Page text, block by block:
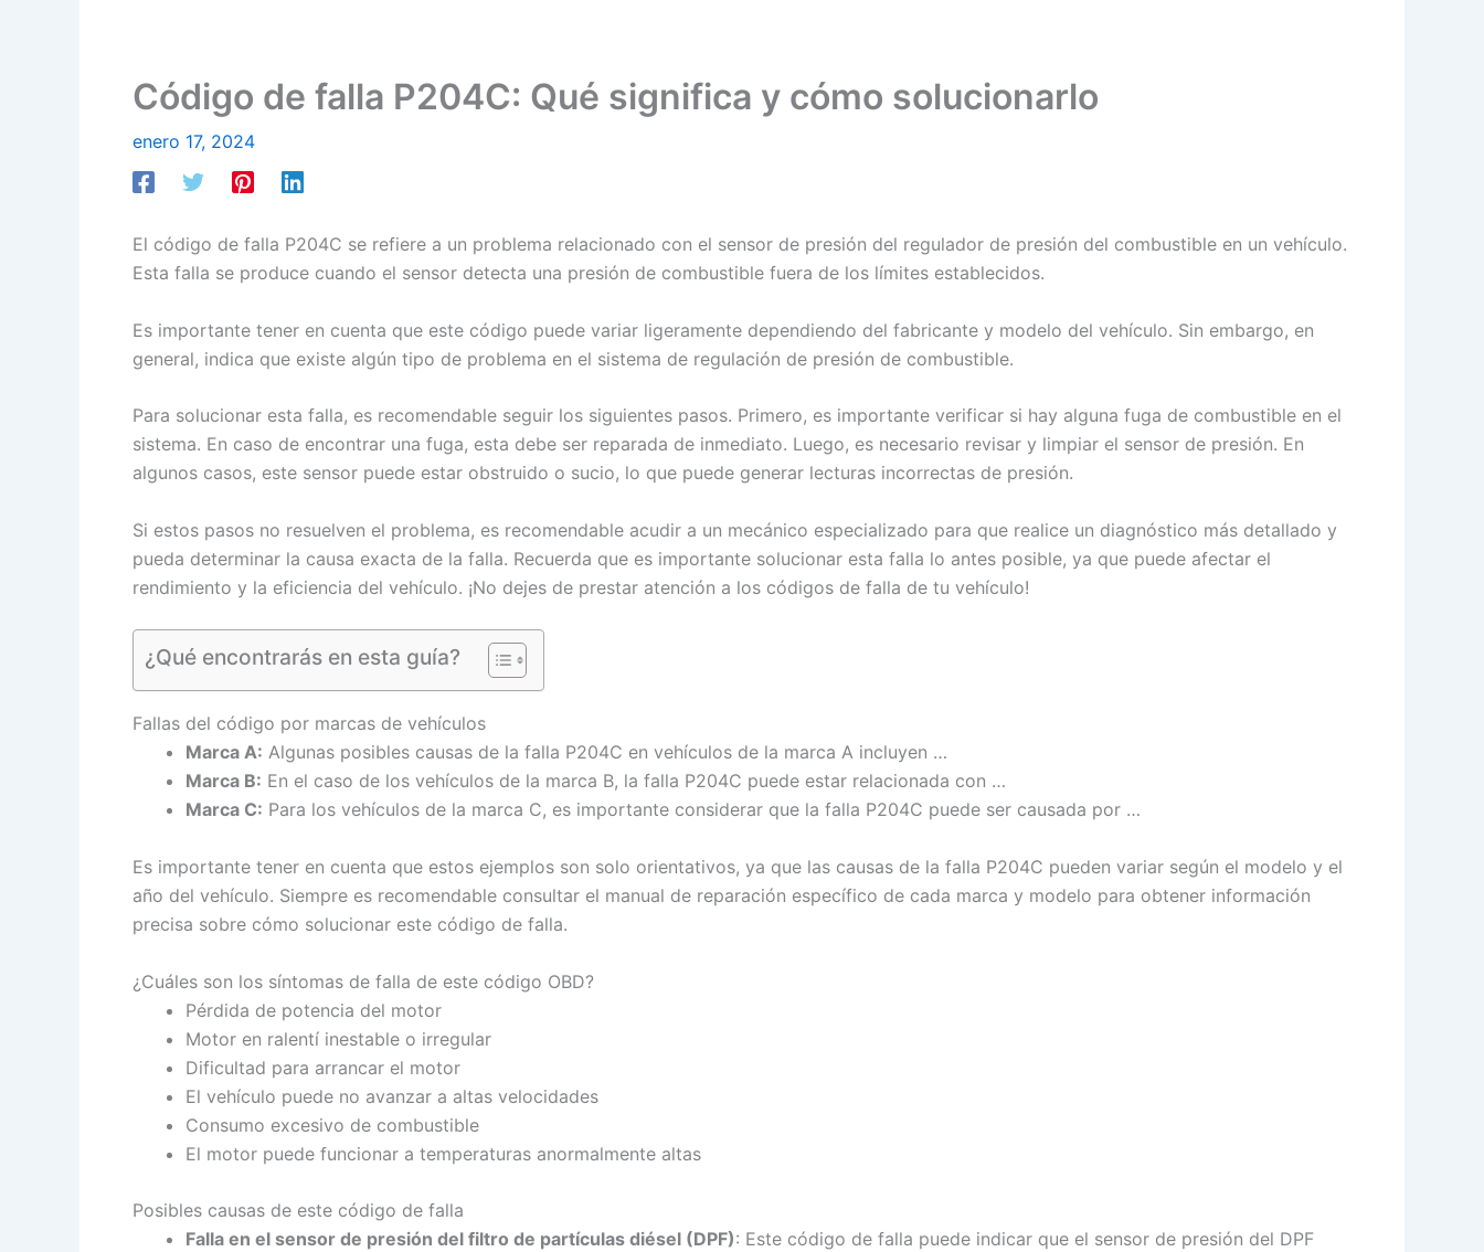
Código de falla P204C: Qué significa y cómo solucionarlo
enero 17, 2024
El código de falla P204C se refiere a un problema relacionado con el sensor de presión del regulador de presión del combustible en un vehículo.
Esta falla se produce cuando el sensor detecta una presión de combustible fuera de los límites establecidos.
Es importante tener en cuenta que este código puede variar ligeramente dependiendo del fabricante y modelo del vehículo. Sin embargo, en
general, indica que existe algún tipo de problema en el sistema de regulación de presión de combustible.
Para solucionar esta falla, es recomendable seguir los siguientes pasos. Primero, es importante verificar si hay alguna fuga de combustible en el
sistema. En caso de encontrar una fuga, esta debe ser reparada de inmediato. Luego, es necesario revisar y limpiar el sensor de presión. En
algunos casos, este sensor puede estar obstruido o sucio, lo que puede generar lecturas incorrectas de presión.
Si estos pasos no resuelven el problema, es recomendable acudir a un mecánico especializado para que realice un diagnóstico más detallado y
pueda determinar la causa exacta de la falla. Recuerda que es importante solucionar esta falla lo antes posible, ya que puede afectar el
rendimiento y la eficiencia del vehículo. ¡No dejes de prestar atención a los códigos de falla de tu vehículo!
¿Qué encontrarás en esta guía?
Fallas del código por marcas de vehículos
Marca A: Algunas posibles causas de la falla P204C en vehículos de la marca A incluyen …
Marca B: En el caso de los vehículos de la marca B, la falla P204C puede estar relacionada con …
Marca C: Para los vehículos de la marca C, es importante considerar que la falla P204C puede ser causada por …
Es importante tener en cuenta que estos ejemplos son solo orientativos, ya que las causas de la falla P204C pueden variar según el modelo y el
año del vehículo. Siempre es recomendable consultar el manual de reparación específico de cada marca y modelo para obtener información
precisa sobre cómo solucionar este código de falla.
¿Cuáles son los síntomas de falla de este código OBD?
Pérdida de potencia del motor
Motor en ralentí inestable o irregular
Dificultad para arrancar el motor
El vehículo puede no avanzar a altas velocidades
Consumo excesivo de combustible
El motor puede funcionar a temperaturas anormalmente altas
Posibles causas de este código de falla
Falla en el sensor de presión del filtro de partículas diésel (DPF): Este código de falla puede indicar que el sensor de presión del DPF